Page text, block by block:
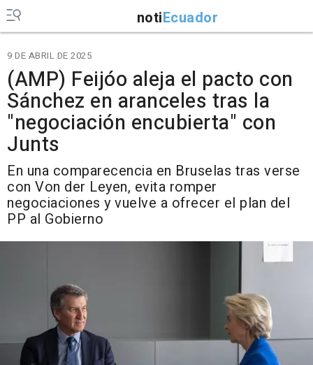
notiEcuador
9 DE ABRIL DE 2025
(AMP) Feijóo aleja el pacto con
Sánchez en aranceles tras la
"negociación encubierta" con
Junts
En una comparecencia en Bruselas tras verse
con Von der Leyen, evita romper
negociaciones y vuelve a ofrecer el plan del
PP al Gobierno